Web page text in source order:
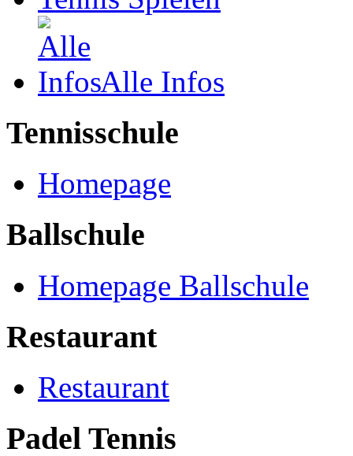
Alle Infos
Tennisschule
Homepage
Ballschule
Homepage Ballschule
Restaurant
Restaurant
Padel Tennis